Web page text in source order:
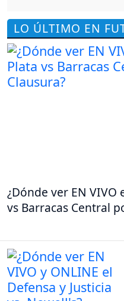
LO ÚLTIMO EN
¿Dónde ver EN VIVO
vs Barracas Central